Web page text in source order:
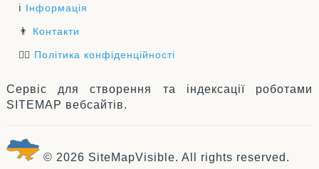
ℹ️ Інформація
👨 Контакти
👮‍♂️ Політика конфіденційності
Сервіс для створення та індексації роботами
SITEMAP вебсайтів.
© 2026 SiteMapVisible. All rights reserved.